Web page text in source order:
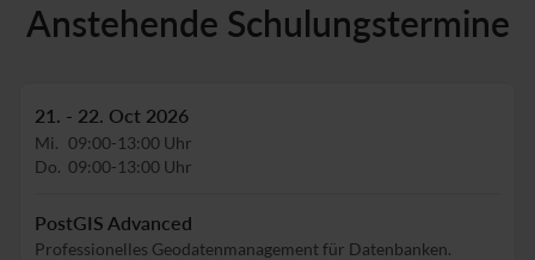
Anstehende Schulungstermine
21. - 22. Oct 2026
Mi. 09:00-13:00 Uhr
Do. 09:00-13:00 Uhr
PostGIS Advanced
Professionelles Geodatenmanagement für Datenbanken.